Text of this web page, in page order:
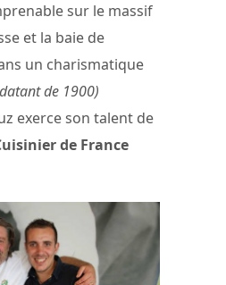
sur le massif
et la baie de
un charismatique
de 1900)
exerce son talent de
de France